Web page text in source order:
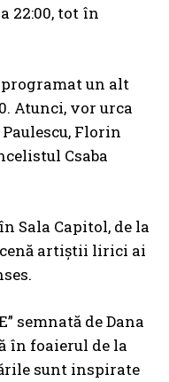
22:00, tot în
programat un alt
Atunci, vor urca
Florin
Csaba
Sala Capitol, de la
artiștii lirici ai
semnată de Dana
în foaierul de la
sunt inspirate